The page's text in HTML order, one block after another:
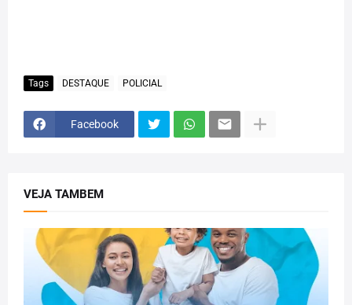
Tags DESTAQUE POLICIAL
Facebook
VEJA TAMBEM